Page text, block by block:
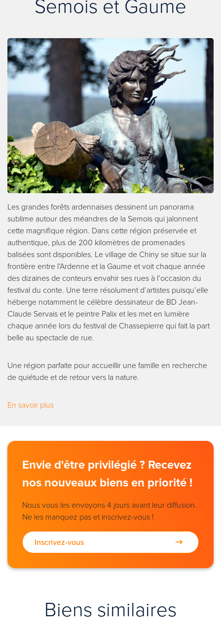
Semois et Gaume
Les grandes forêts ardennaises dessinent un panorama
sublime autour des méandres de la Semois qui jalonnent
cette magnifique région. Dans cette région préservée et
authentique, plus de 200 kilomètres de promenades
balisées sont disponibles. Le village de Chiny se situe sur la
frontière entre l’Ardenne et la Gaume et voit chaque année
des dizaines de conteurs envahir ses rues à l’occasion du
festival du conte. Une terre résolument d’artistes puisqu’elle
héberge notamment le célèbre dessinateur de BD Jean-
Claude Servais et le peintre Palix et les met en lumière
chaque année lors du festival de Chassepierre qui fait la part
belle au spectacle de rue.
Une région parfaite pour accueillir une famille en recherche
de quiétude et de retour vers la nature.
En savoir plus
Envie d'être privilégié ? Recevez
nos nouveaux biens en priorité !
Nous vous les envoyons 4 jours avant leur diffusion.
Ne les manquez pas et inscrivez-vous !
Inscrivez-vous
Biens similaires